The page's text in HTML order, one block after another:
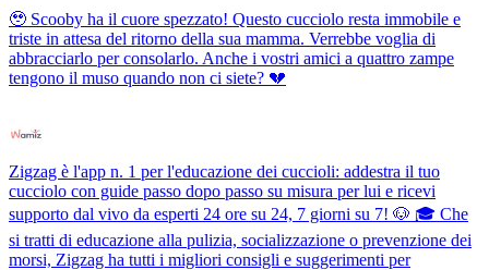
🥹 Scooby ha il cuore spezzato! Questo cucciolo resta immobile e
triste in attesa del ritorno della sua mamma. Verrebbe voglia di
abbracciarlo per consolarlo. Anche i vostri amici a quattro zampe
tengono il muso quando non ci siete? 💔
Zigzag è l'app n. 1 per l'educazione dei cuccioli: addestra il tuo
cucciolo con guide passo dopo passo su misura per lui e ricevi
supporto dal vivo da esperti 24 ore su 24, 7 giorni su 7! 🐶 🎓 Che
si tratti di educazione alla pulizia, socializzazione o prevenzione dei
morsi, Zigzag ha tutti i migliori consigli e suggerimenti per